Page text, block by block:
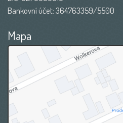
Bankovní účet: 364763359/5500
Mapa